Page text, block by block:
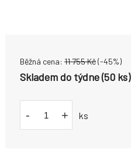
Běžná cena: 11 755Kč(-45%)
Skladem do týdne (50 ks)
- + ks